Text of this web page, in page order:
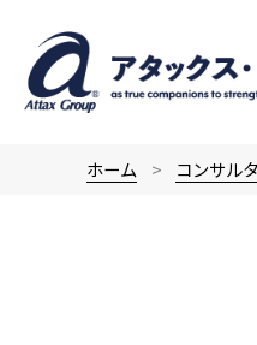
ホーム コンサル